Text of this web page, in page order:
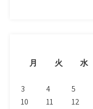
月
火 水
3
4 5
10
11 12